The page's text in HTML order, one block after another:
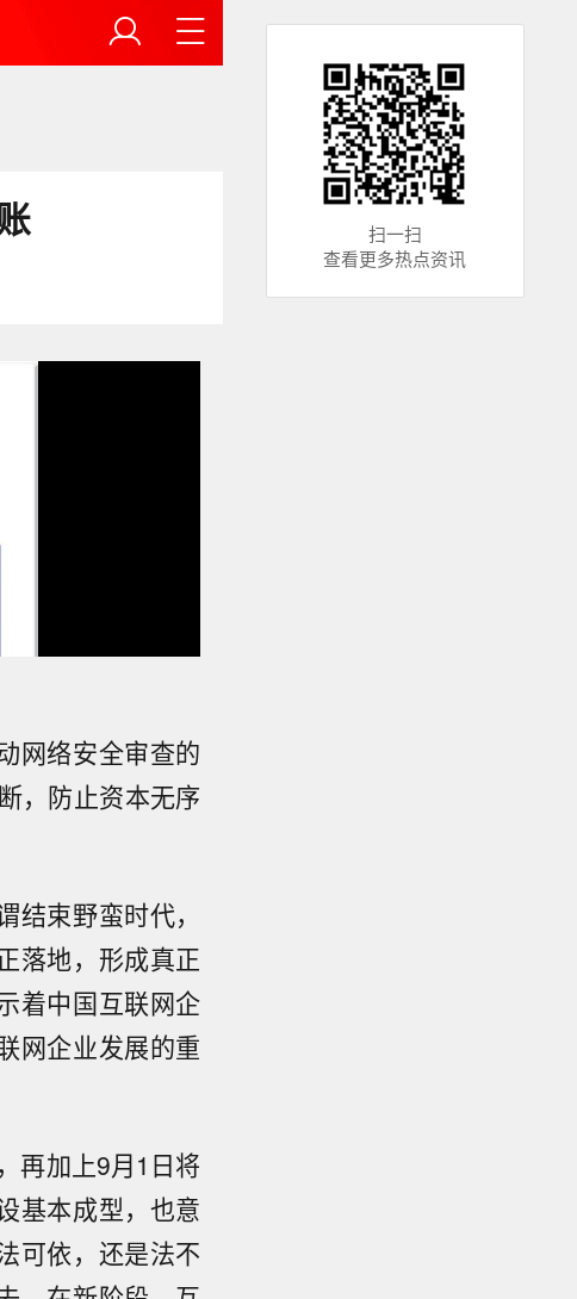
网络安全审查的
，防止资本无序
束野蛮时代，
落地，形成真正
着中国互联网企
网企业发展的重
再加上9月1日将
基本成型，也意
可依，还是法不
扫一扫
查看更多热点资讯